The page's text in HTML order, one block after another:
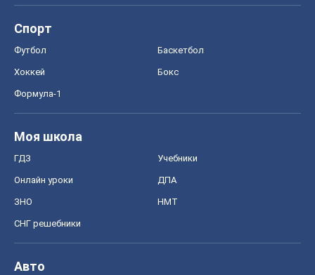
Спорт
Футбол Баскетбол
Хоккей Бокс
Формула-1
Моя школа
ГДЗ Учебники
Онлайн уроки ДПА
ЗНО НМТ
СНГ решебники
Авто